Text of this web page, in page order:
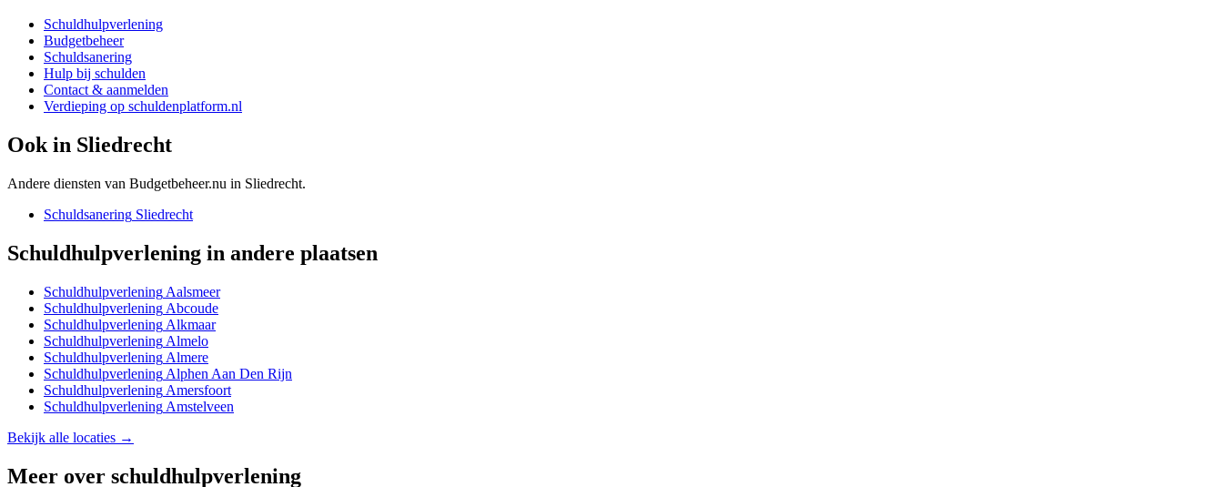
Schuldhulpverlening
Budgetbeheer
Schuldsanering
Hulp bij schulden
Contact & aanmelden
Verdieping op schuldenplatform.nl
Ook in Sliedrecht
Andere diensten van Budgetbeheer.nu in Sliedrecht.
Schuldsanering Sliedrecht
Schuldhulpverlening in andere plaatsen
Schuldhulpverlening Aalsmeer
Schuldhulpverlening Abcoude
Schuldhulpverlening Alkmaar
Schuldhulpverlening Almelo
Schuldhulpverlening Almere
Schuldhulpverlening Alphen Aan Den Rijn
Schuldhulpverlening Amersfoort
Schuldhulpverlening Amstelveen
Bekijk alle locaties →
Meer over schuldhulpverlening